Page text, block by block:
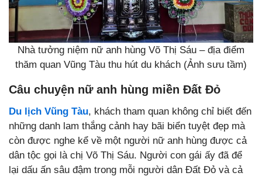
Nhà tưởng niệm nữ anh hùng Võ Thị Sáu – địa điểm
thăm quan Vũng Tàu thu hút du khách (Ảnh sưu tầm)
Câu chuyện nữ anh hùng miền Đất Đỏ
Du lịch Vũng Tàu, khách tham quan không chỉ biết đến
những danh lam thắng cảnh hay bãi biển tuyệt đẹp mà
còn được nghe kể về một người nữ anh hùng được cả
dân tộc gọi là chị Võ Thị Sáu. Người con gái ấy đã để
lại dấu ấn sâu đậm trong mỗi người dân Đất Đỏ và cả